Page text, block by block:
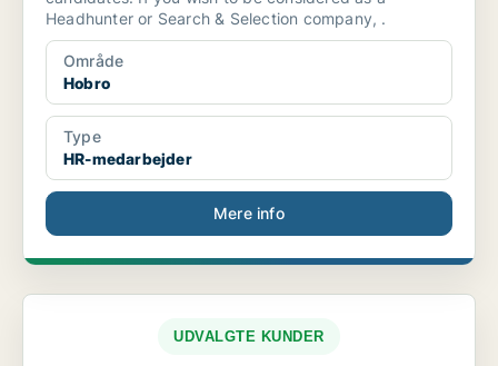
Headhunter or Search & Selection company, .
Område
Hobro
Type
HR-medarbejder
Mere info
UDVALGTE KUNDER